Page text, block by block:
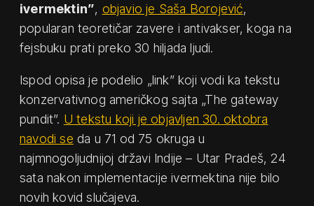
ivermektin”, objavio je Saša Borojević,
popularan teoretičar zavere i antivakser, koga na
fejsbuku prati preko 30 hiljada ljudi.
Ispod opisa je podelio „link” koji vodi ka tekstu
konzervativnog američkog sajta „The gateway
pundit”. U tekstu koji je objavljen 30. oktobra
navodi se da u 71 od 75 okruga u
najmnogoljudnijoj državi Indije – Utar Pradeš, 24
sata nakon implementacije ivermektina nije bilo
novih kovid slučajeva.